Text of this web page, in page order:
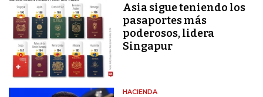
Asia sigue teniendo los
pasaportes más
poderosos, lidera
Singapur
HACIENDA